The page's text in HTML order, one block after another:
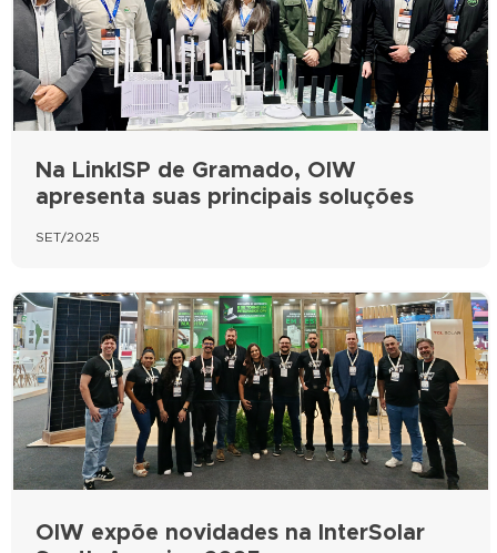
Na LinkISP de Gramado, OIW
apresenta suas principais soluções
SET/2025
OIW expõe novidades na InterSolar